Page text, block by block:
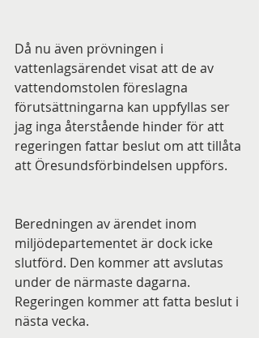
Då nu även prövningen i
vattenlagsärendet visat att de av
vattendomstolen föreslagna
förutsättningarna kan uppfyllas ser
jag inga återstående hinder för att
regeringen fattar beslut om att tillåta
att Öresundsförbindelsen uppförs.
Beredningen av ärendet inom
miljödepartementet är dock icke
slutförd. Den kommer att avslutas
under de närmaste dagarna.
Regeringen kommer att fatta beslut i
nästa vecka.